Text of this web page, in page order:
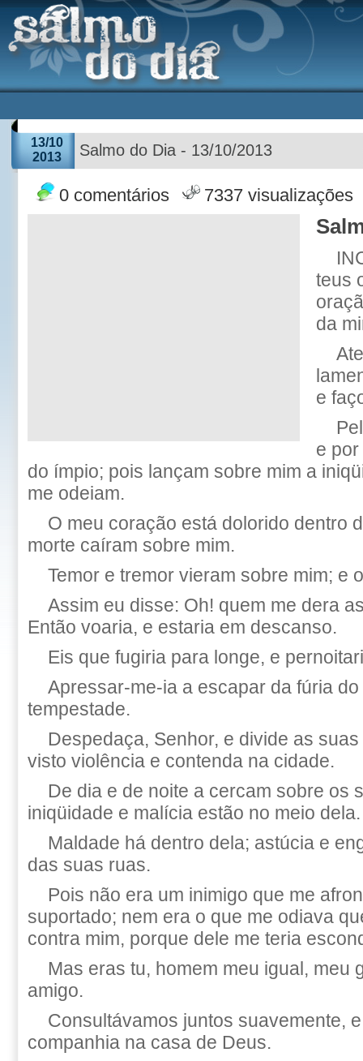
13/10
2013
Salmo do Dia - 13/10/2013
0 comentários 7337 visualizações
teus
da
e
e
do ímpio; pois lançam sobre mim a
me odeiam.
O meu coração está dolorido dentro
morte caíram sobre mim.
Temor e tremor vieram sobre mim; e
Assim eu disse: Oh! quem me dera
Então voaria, e estaria em descanso.
Eis que fugiria para longe, e
Apressar-me-ia a escapar da fúria
tempestade.
Despedaça, Senhor, e divide as
visto violência e contenda na cidade.
De dia e de noite a cercam sobre os
iniqüidade e malícia estão no meio dela.
Maldade há dentro dela; astúcia e
das suas ruas.
Pois não era um inimigo que me
suportado; nem era o que me odiava
contra mim, porque dele me teria
Mas eras tu, homem meu igual, meu
amigo.
Consultávamos juntos suavemente,
companhia na casa de Deus.